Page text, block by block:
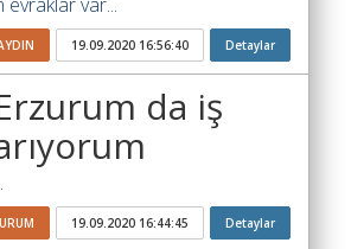
19.09.2020 16:56:40 Detaylar
da iş
19.09.2020 16:44:45 Detaylar